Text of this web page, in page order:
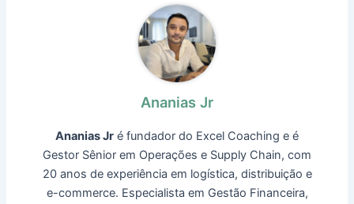
Ananias Jr
Ananias Jr é fundador do Excel Coaching e é
Gestor Sênior em Operações e Supply Chain, com
20 anos de experiência em logística, distribuição e
e-commerce. Especialista em Gestão Financeira,